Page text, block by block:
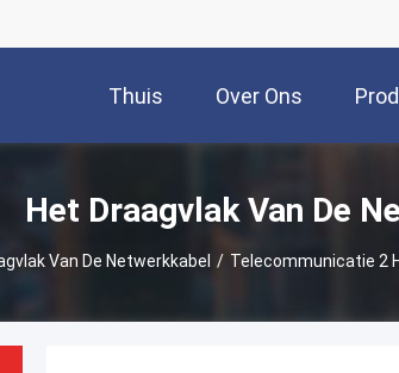
Thuis Over Ons
Het Draagvlak Van De
Van De Netwerkkabel / Telecommunicatie 2